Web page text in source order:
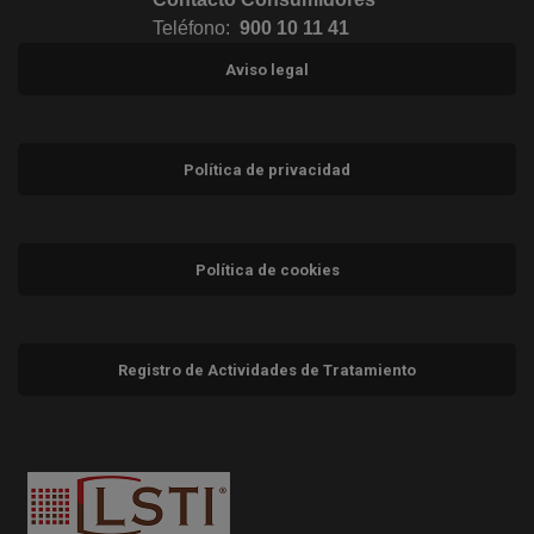
Teléfono: 900 10 11 41
Aviso legal
Política de privacidad
Política de cookies
Registro de Actividades de Tratamiento